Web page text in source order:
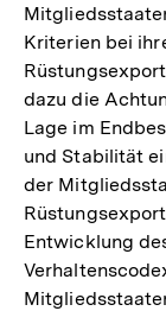
Kriterien bei
dazu die
Lage im
und Stabilität
der
Entwicklung